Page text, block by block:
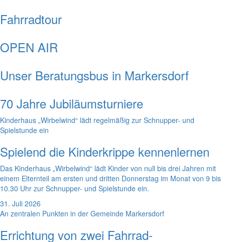
Fahrradtour
OPEN AIR
Unser Beratungsbus in Markersdorf
70 Jahre Jubiläumsturniere
Kinderhaus „Wirbelwind“ lädt regelmäßig zur Schnupper- und
Spielstunde ein
Spielend die Kinderkrippe kennenlernen
Das Kinderhaus „Wirbelwind“ lädt Kinder von null bis drei Jahren mit
einem Elternteil am ersten und dritten Donnerstag im Monat von 9 bis
10.30 Uhr zur Schnupper- und Spielstunde ein.
31. Juli 2026
An zentralen Punkten in der Gemeinde Markersdorf
Errichtung von zwei Fahrrad-